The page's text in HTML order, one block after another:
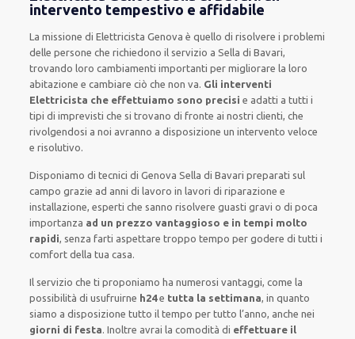
intervento tempestivo e affidabile
La missione di Elettricista Genova è quello di risolvere i problemi
delle persone cherichiedono il servizio a Sella di Bavari,
trovando lorocambiamenti importanti per migliorare la loro
abitazione e cambiare ciò che non va. Gli interventi
Elettricista che effettuiamo sono precisi e adatti a tutti i
tipi di imprevisti che si trovano di fronte ai nostri clienti, che
rivolgendosi a noi avranno a disposizione un interventoveloce
e risolutivo.
Disponiamo ditecnici di Genova Sella di Bavari preparati sul
campo grazie ad anni di lavoroin lavori di riparazione e
installazione, espertiche sanno risolvere guasti gravi o di poca
importanza ad un prezzo vantaggioso e in tempi molto
rapidi, senza farti aspettare troppo tempo per godere di tutti i
comfort della tua casa.
Il servizio che tiproponiamo ha numerosi vantaggi, come la
possibilità di usufruirne h24e tutta la settimana, in quanto
siamo a disposizionetutto il tempo per tutto l’anno, anche nei
giorni di festa.Inoltre avrai la comodità di effettuare il